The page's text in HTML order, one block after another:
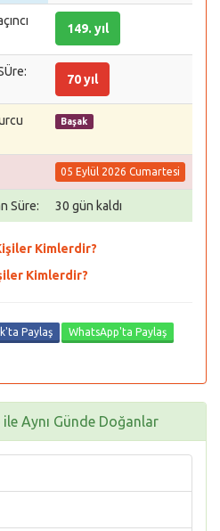
149. yıl
70 yıl
Başak
05 Eylül 2026 Cumartesi
Süre: 30 gün kaldı
Kimlerdir?
Kimlerdir?
Paylaş
WhatsApp'ta Paylaş
Aynı Günde Doğanlar